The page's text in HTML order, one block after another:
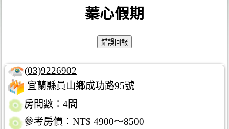
蓁心假期
(03)9226902
宜蘭縣員山鄉成功路95號
房間數：4間
參考房價：NT$ 4900～8500